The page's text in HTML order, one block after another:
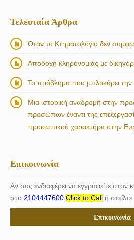
Τελευταία Άρθρα
Όταν το Κτηματολόγιο δεν
Αποδοχή κληρονομιάς με
Το πρόβλημα που μπλοκάρει την
Μια ιστορική αναδρομή στην
προσώπων έναντι της
προσωπικού χαρακτήρα στην
Επικοινωνία
Αν σας ενδιαφέρει να εγγραφείτε στον
στο 2104447600 Click to Call ή
Επικοινωνία